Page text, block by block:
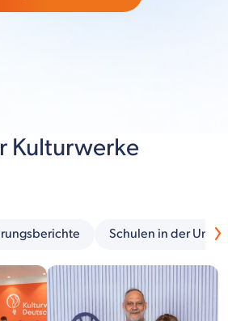
Kulturwerke
Schulen in der